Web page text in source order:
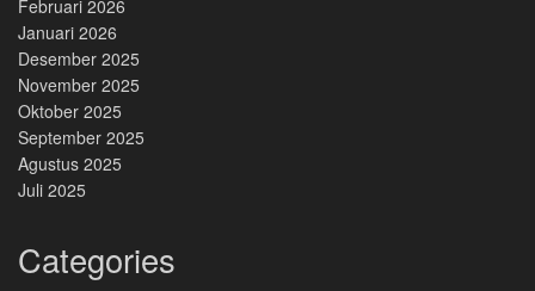
Februari 2026
Januari 2026
Desember 2025
November 2025
Oktober 2025
September 2025
Agustus 2025
Juli 2025
Categories